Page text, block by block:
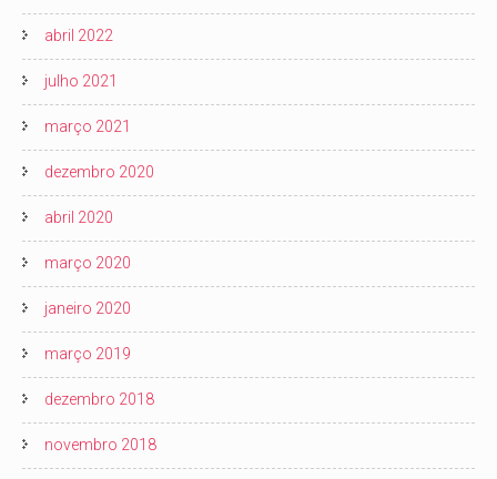
abril 2022
julho 2021
março 2021
dezembro 2020
abril 2020
março 2020
janeiro 2020
março 2019
dezembro 2018
novembro 2018